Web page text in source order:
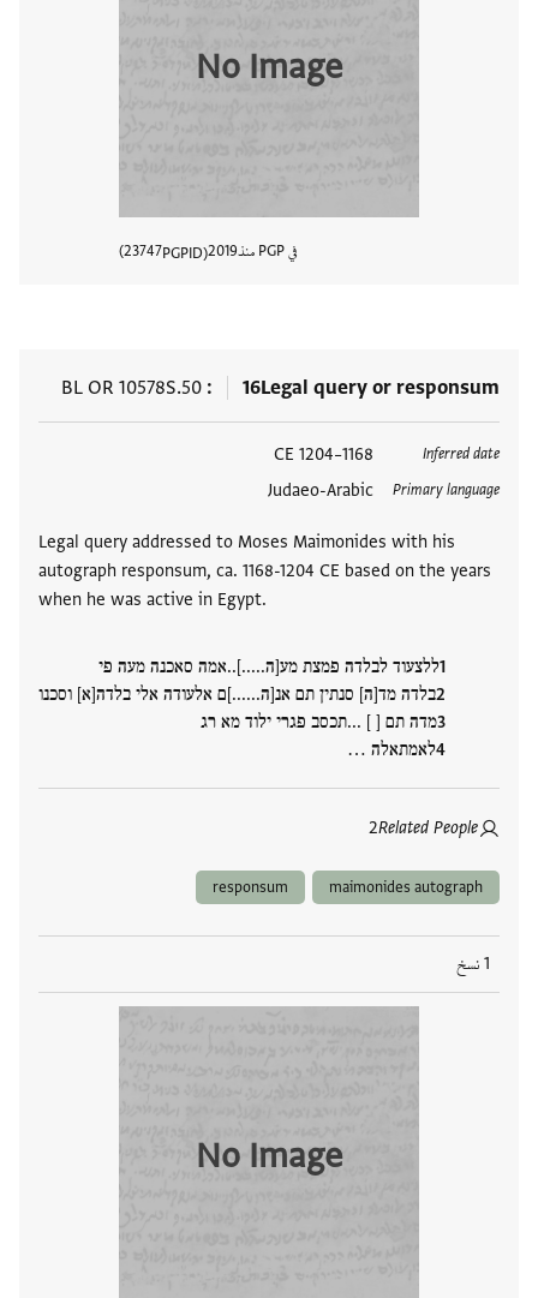
No Image
في PGP منذ 2019
PGPID
23747
16Legal query or responsum
BL OR 10578S.50
Inferred date
1168–1204 CE
Primary language
Judaeo-Arabic
Legal query addressed to Moses Maimonides with his
autograph responsum, ca. 1168-1204 CE based on the years
when he was active in Egypt.
ללצעוד לבלדה פמצת מע[ה.....]..אמה סאכנה מעה פי
בלדה מד[ה] סנתין תם אנ[ה......]ם אלעודה אלי בלדה[א] וסכנו
מדה תם [ ] ...תכסב פגרי ילוד מא רג
לאמתאלה …
Related People
2
العلامات
maimonides autograph
responsum
1 نسخ
No Image